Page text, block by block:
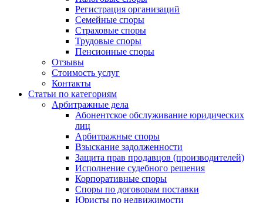
Регистрация организаций
Семейные споры
Страховые споры
Трудовые споры
Пенсионные споры
Отзывы
Стоимость услуг
Контакты
Статьи по категориям
Арбитражные дела
Абонентское обслуживание юридических
лиц
Арбитражные споры
Взыскание задолженности
Защита прав продавцов (производителей)
Исполнение судебного решения
Корпоративные споры
Споры по договорам поставки
Юристы по недвижимости